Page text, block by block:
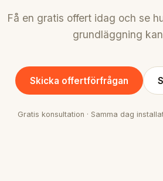
Få en gratis offert idag och se
grundläggning
Skicka offertförfrågan
Gratis konsultation · Samma dag